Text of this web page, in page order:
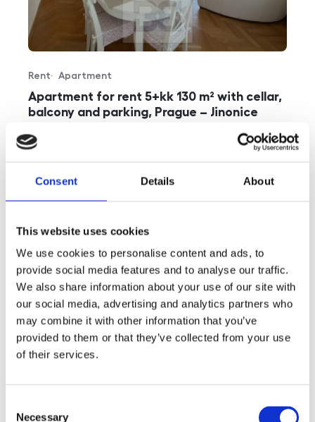
Consent Details About
This website uses cookies
We use cookies to personalise content and ads, to
provide social media features and to analyse our traffic.
We also share information about your use of our site with
our social media, advertising and analytics partners who
may combine it with other information that you’ve
provided to them or that they’ve collected from your use
of their services.
Necessary
Apartment for rent 5+kk 130 m² with cellar,
balcony and parking, Prague – Jinonice
Offer type
Rent
Property type
Apartment
rozměry
disposition
5+kk